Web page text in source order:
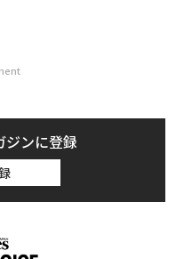
ジンに登録